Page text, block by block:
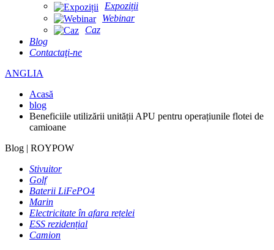
Expoziții
Webinar
Caz
Blog
Contactaţi-ne
ANGLIA
Acasă
blog
Beneficiile utilizării unității APU pentru operațiunile flotei de
camioane
Blog | ROYPOW
Stivuitor
Golf
Baterii LiFePO4
Marin
Electricitate în afara rețelei
ESS rezidențial
Camion